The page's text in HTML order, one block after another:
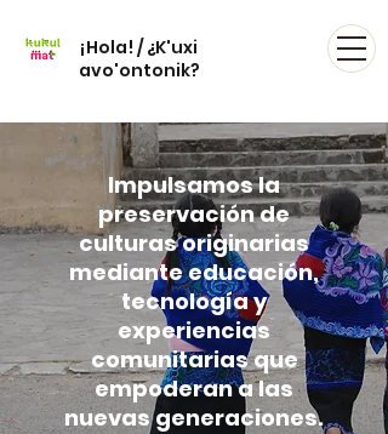
¡Hola! / ¿K'uxi
avo'ontonik?
Impulsamos la
preservación de
culturas originarias
mediante educación,
tecnología y
experiencias
comunitarias que
empoderan a las
nuevas generaciones.